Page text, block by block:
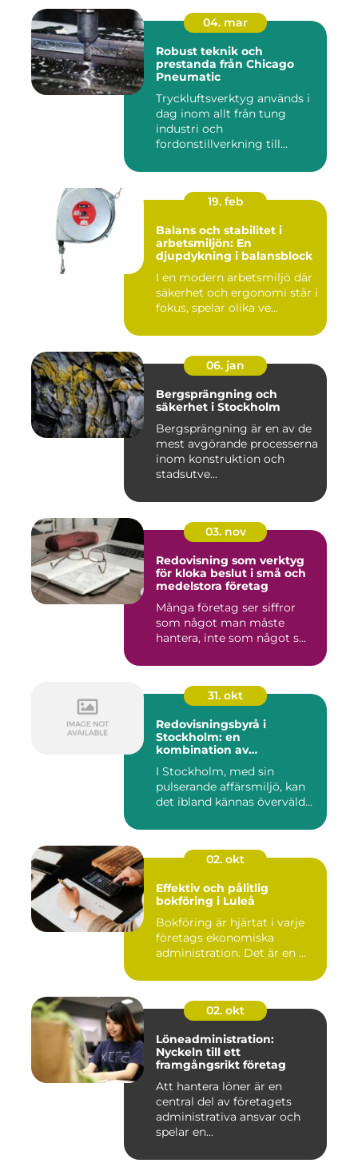
04. mar
Robust teknik och
prestanda från Chicago
Pneumatic
Tryckluftsverktyg används i
dag inom allt från tung
industri och
fordonstillverkning till...
19. feb
Balans och stabilitet i
arbetsmiljön: En
djupdykning i balansblock
I en modern arbetsmiljö där
säkerhet och ergonomi står i
fokus, spelar olika ve...
06. jan
Bergsprängning och
säkerhet i Stockholm
Bergsprängning är en av de
mest avgörande processerna
inom konstruktion och
stadsutve...
03. nov
Redovisning som verktyg
för kloka beslut i små och
medelstora företag
Många företag ser siffror
som något man måste
hantera, inte som något s...
31. okt
Redovisningsbyrå i
Stockholm: en
kombination av
personlig service
I Stockholm, med sin
pulserande affärsmiljö, kan
det ibland kännas överväld...
02. okt
Effektiv och pålitlig
bokföring i Luleå
Bokföring är hjärtat i varje
företags ekonomiska
administration. Det är en ...
02. okt
Löneadministration:
Nyckeln till ett
framgångsrikt företag
Att hantera löner är en
central del av företagets
administrativa ansvar och
spelar en...